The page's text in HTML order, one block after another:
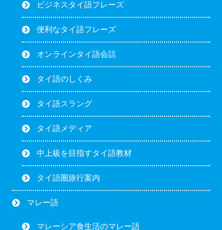
ビジネスタイ語フレーズ
便利なタイ語フレーズ
オンラインタイ語会話
タイ語のしくみ
タイ語スラング
タイ語メディア
中上級を目指すタイ語教材
タイ語圏旅行案内
マレー語
マレーシア食生活のマレー語